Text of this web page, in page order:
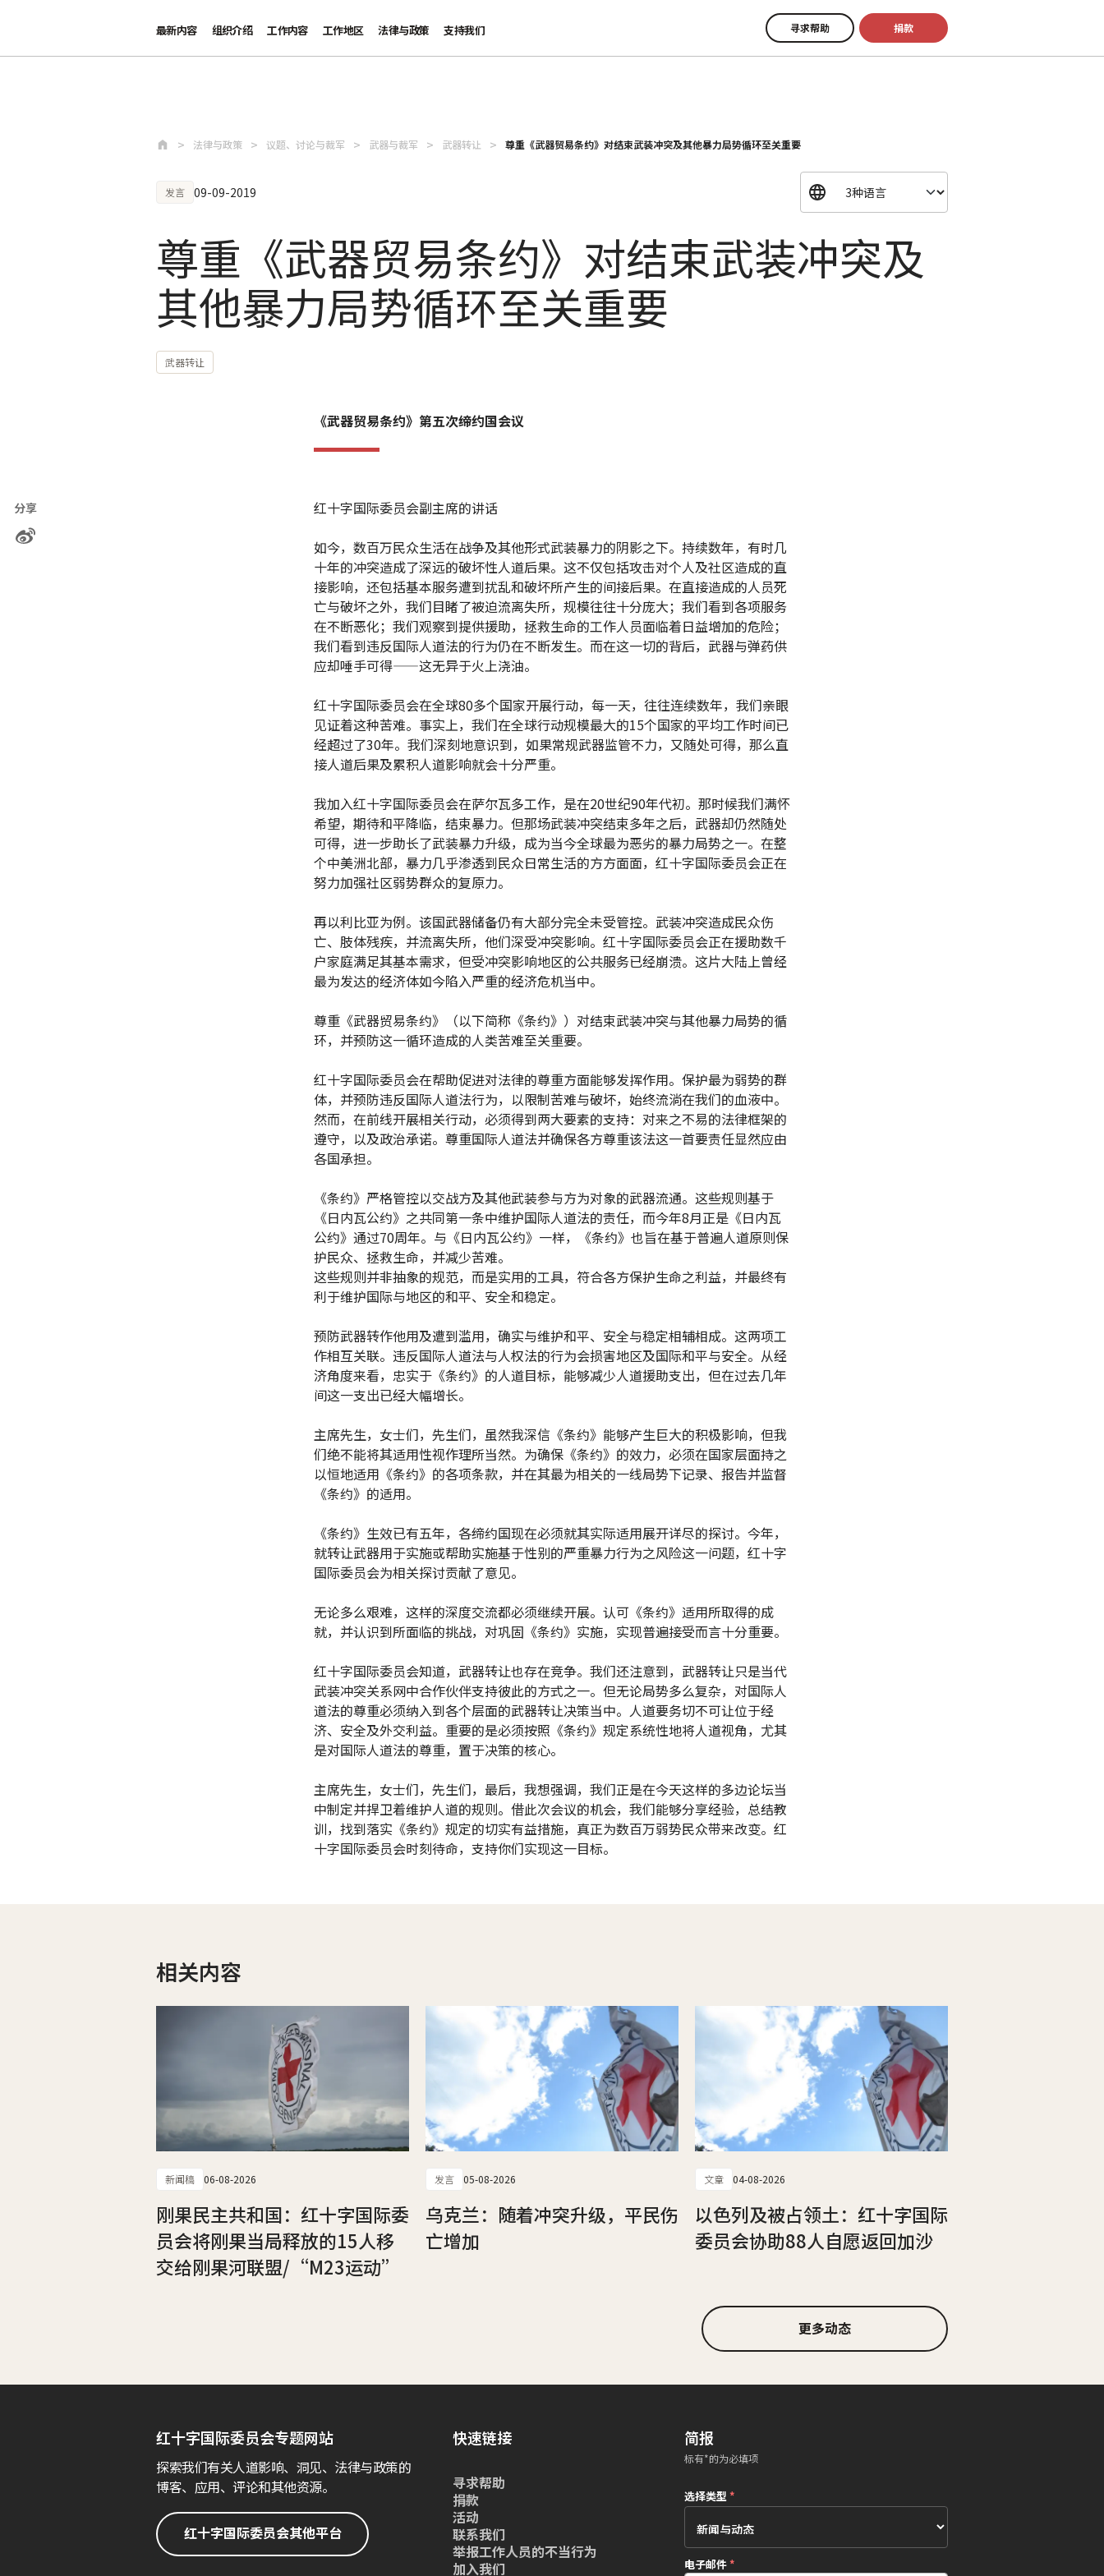
最新内容 组织介绍 工作内容 工作地区 法律与政策 支持我们 寻求帮助 捐款
法律与政策 议题、讨论与裁军 武器与裁军 武器转让 尊重《武器贸易条约》对结束武装冲突及其他暴力局势循环至关重要
发言 09-09-2019
尊重《武器贸易条约》对结束武装冲突及
其他暴力局势循环至关重要
武器转让
《武器贸易条约》第五次缔约国会议
分享
红十字国际委员会副主席的讲话
如今，数百万民众生活在战争及其他形式武装暴力的阴影之下。持续数年，有时几
十年的冲突造成了深远的破坏性人道后果。这不仅包括攻击对个人及社区造成的直
接影响，还包括基本服务遭到扰乱和破坏所产生的间接后果。在直接造成的人员死
亡与破坏之外，我们目睹了被迫流离失所，规模往往十分庞大；我们看到各项服务
在不断恶化；我们观察到提供援助，拯救生命的工作人员面临着日益增加的危险；
我们看到违反国际人道法的行为仍在不断发生。而在这一切的背后，武器与弹药供
应却唾手可得——这无异于火上浇油。
红十字国际委员会在全球80多个国家开展行动，每一天，往往连续数年，我们亲眼
见证着这种苦难。事实上，我们在全球行动规模最大的15个国家的平均工作时间已
经超过了30年。我们深刻地意识到，如果常规武器监管不力，又随处可得，那么直
接人道后果及累积人道影响就会十分严重。
我加入红十字国际委员会在萨尔瓦多工作，是在20世纪90年代初。那时候我们满怀
希望，期待和平降临，结束暴力。但那场武装冲突结束多年之后，武器却仍然随处
可得，进一步助长了武装暴力升级，成为当今全球最为恶劣的暴力局势之一。在整
个中美洲北部，暴力几乎渗透到民众日常生活的方方面面，红十字国际委员会正在
努力加强社区弱势群众的复原力。
再以利比亚为例。该国武器储备仍有大部分完全未受管控。武装冲突造成民众伤
亡、肢体残疾，并流离失所，他们深受冲突影响。红十字国际委员会正在援助数千
户家庭满足其基本需求，但受冲突影响地区的公共服务已经崩溃。这片大陆上曾经
最为发达的经济体如今陷入严重的经济危机当中。
尊重《武器贸易条约》（以下简称《条约》）对结束武装冲突与其他暴力局势的循
环，并预防这一循环造成的人类苦难至关重要。
红十字国际委员会在帮助促进对法律的尊重方面能够发挥作用。保护最为弱势的群
体，并预防违反国际人道法行为，以限制苦难与破坏，始终流淌在我们的血液中。
然而，在前线开展相关行动，必须得到两大要素的支持：对来之不易的法律框架的
遵守，以及政治承诺。尊重国际人道法并确保各方尊重该法这一首要责任显然应由
各国承担。
《条约》严格管控以交战方及其他武装参与方为对象的武器流通。这些规则基于
《日内瓦公约》之共同第一条中维护国际人道法的责任，而今年8月正是《日内瓦
公约》通过70周年。与《日内瓦公约》一样，《条约》也旨在基于普遍人道原则保
护民众、拯救生命，并减少苦难。
这些规则并非抽象的规范，而是实用的工具，符合各方保护生命之利益，并最终有
利于维护国际与地区的和平、安全和稳定。
预防武器转作他用及遭到滥用，确实与维护和平、安全与稳定相辅相成。这两项工
作相互关联。违反国际人道法与人权法的行为会损害地区及国际和平与安全。从经
济角度来看，忠实于《条约》的人道目标，能够减少人道援助支出，但在过去几年
间这一支出已经大幅增长。
主席先生，女士们，先生们，虽然我深信《条约》能够产生巨大的积极影响，但我
们绝不能将其适用性视作理所当然。为确保《条约》的效力，必须在国家层面持之
以恒地适用《条约》的各项条款，并在其最为相关的一线局势下记录、报告并监督
《条约》的适用。
《条约》生效已有五年，各缔约国现在必须就其实际适用展开详尽的探讨。今年，
就转让武器用于实施或帮助实施基于性别的严重暴力行为之风险这一问题，红十字
国际委员会为相关探讨贡献了意见。
无论多么艰难，这样的深度交流都必须继续开展。认可《条约》适用所取得的成
就，并认识到所面临的挑战，对巩固《条约》实施，实现普遍接受而言十分重要。
红十字国际委员会知道，武器转让也存在竞争。我们还注意到，武器转让只是当代
武装冲突关系网中合作伙伴支持彼此的方式之一。但无论局势多么复杂，对国际人
道法的尊重必须纳入到各个层面的武器转让决策当中。人道要务切不可让位于经
济、安全及外交利益。重要的是必须按照《条约》规定系统性地将人道视角，尤其
是对国际人道法的尊重，置于决策的核心。
主席先生，女士们，先生们，最后，我想强调，我们正是在今天这样的多边论坛当
中制定并捍卫着维护人道的规则。借此次会议的机会，我们能够分享经验，总结教
训，找到落实《条约》规定的切实有益措施，真正为数百万弱势民众带来改变。红
十字国际委员会时刻待命，支持你们实现这一目标。
相关内容
新闻稿 06-08-2026
刚果民主共和国：红十字国际委
员会将刚果当局释放的15人移
交给刚果河联盟/“M23运动”
发言 05-08-2026
乌克兰：随着冲突升级，平民伤
亡增加
文章 04-08-2026
以色列及被占领土：红十字国际
委员会协助88人自愿返回加沙
更多动态
红十字国际委员会专题网站
探索我们有关人道影响、洞见、法律与政策的
博客、应用、评论和其他资源。
红十字国际委员会其他平台
快速链接
寻求帮助
捐款
活动
联系我们
举报工作人员的不当行为
加入我们
简报
标有*的为必填项
选择类型 *
电子邮件*